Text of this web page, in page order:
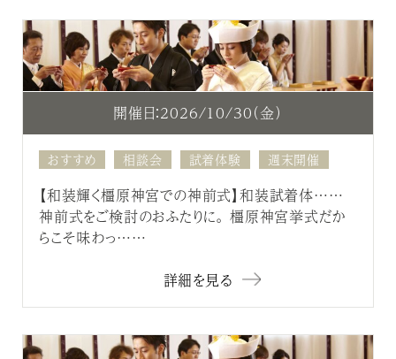
開催日：2026/10/30（金）
おすすめ 相談会 試着体験 週末開催
【和装輝く橿原神宮での神前式】和装試着体……
神前式をご検討のおふたりに。 橿原神宮挙式だか
らこそ味わっ……
詳細を見る